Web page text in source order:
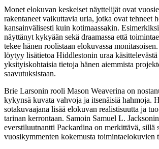
Monet elokuvan keskeiset näyttelijät ovat
rakentaneet vaikuttavia uria, jotka ovat tehneet
kansainvälisesti kuin kotimaassakin.
näyttänyt kykyään sekä draamassa että
tekee hänen roolistaan elokuvassa
löytyy lisätietoa Hiddlestonin uraa
yksityiskohtaisia tietoja hänen aiemmista
saavutuksistaan.
Brie Larsonin rooli Mason Weaverina on
kykynsä kuvata vahvoja ja itsenäisiä hahmoja.
sotakuvaajana lisää elokuvan realistisuutta ja
tarinan kerrontaan. Samoin Samuel L.
everstiluutnantti Packardina on merkittävä, sillä
vuosikymmenten kokemusta toimintaelokuvien